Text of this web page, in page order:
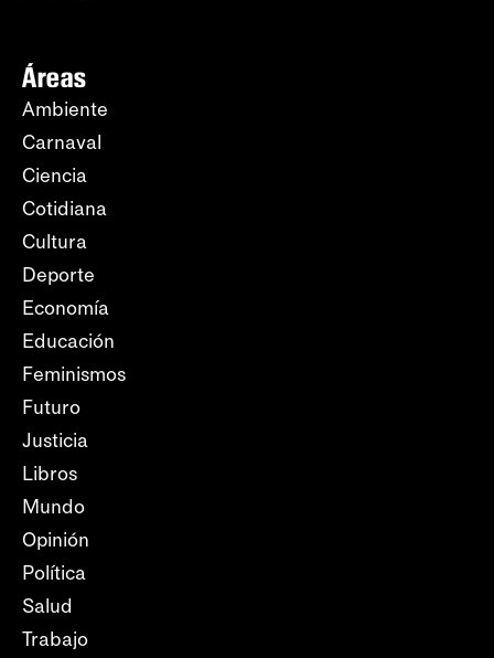
Áreas
Ambiente
Carnaval
Ciencia
Cotidiana
Cultura
Deporte
Economía
Educación
Feminismos
Futuro
Justicia
Libros
Mundo
Opinión
Política
Salud
Trabajo